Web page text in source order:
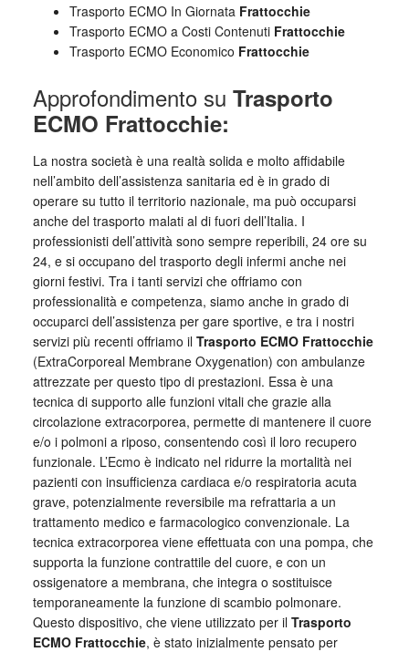
Trasporto ECMO In Giornata Frattocchie
Trasporto ECMO a Costi Contenuti Frattocchie
Trasporto ECMO Economico Frattocchie
Approfondimento su Trasporto
ECMO Frattocchie:
La nostra società è una realtà solida e molto affidabile
nell’ambito dell’assistenza sanitaria ed è in grado di
operare su tutto il territorio nazionale, ma può occuparsi
anche del trasporto malati al di fuori dell’Italia. I
professionisti dell’attività sono sempre reperibili, 24 ore su
24, e si occupano del trasporto degli infermi anche nei
giorni festivi. Tra i tanti servizi che offriamo con
professionalità e competenza, siamo anche in grado di
occuparci dell’assistenza per gare sportive, e tra i nostri
servizi più recenti offriamo il Trasporto ECMO Frattocchie
(ExtraCorporeal Membrane Oxygenation) con ambulanze
attrezzate per questo tipo di prestazioni. Essa è una
tecnica di supporto alle funzioni vitali che grazie alla
circolazione extracorporea, permette di mantenere il cuore
e/o i polmoni a riposo, consentendo così il loro recupero
funzionale. L’Ecmo è indicato nel ridurre la mortalità nei
pazienti con insufficienza cardiaca e/o respiratoria acuta
grave, potenzialmente reversibile ma refrattaria a un
trattamento medico e farmacologico convenzionale. La
tecnica extracorporea viene effettuata con una pompa, che
supporta la funzione contrattile del cuore, e con un
ossigenatore a membrana, che integra o sostituisce
temporaneamente la funzione di scambio polmonare.
Questo dispositivo, che viene utilizzato per il Trasporto
ECMO Frattocchie, è stato inizialmente pensato per